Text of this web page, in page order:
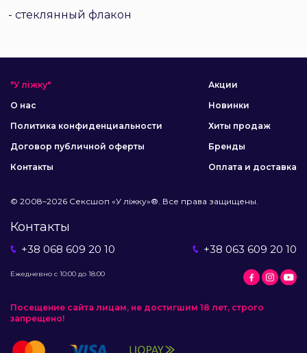
- стеклянный флакон
"У ліжку"
О нас
Политика конфиденциальности
Договор публичной оферты
Контакты
Акции
Новинки
Хиты продаж
Бренды
Оплата и доставка
© 2008–2026 Сексшоп «У ліжку»®. Все права защищены.
Контакты
+38 068 609 20 10 +38 063 609 20 10
Ежедневно с 10:00 до 18:00
Посещение сайта лицам, не достигшим 18 лет, строго
запрещено!